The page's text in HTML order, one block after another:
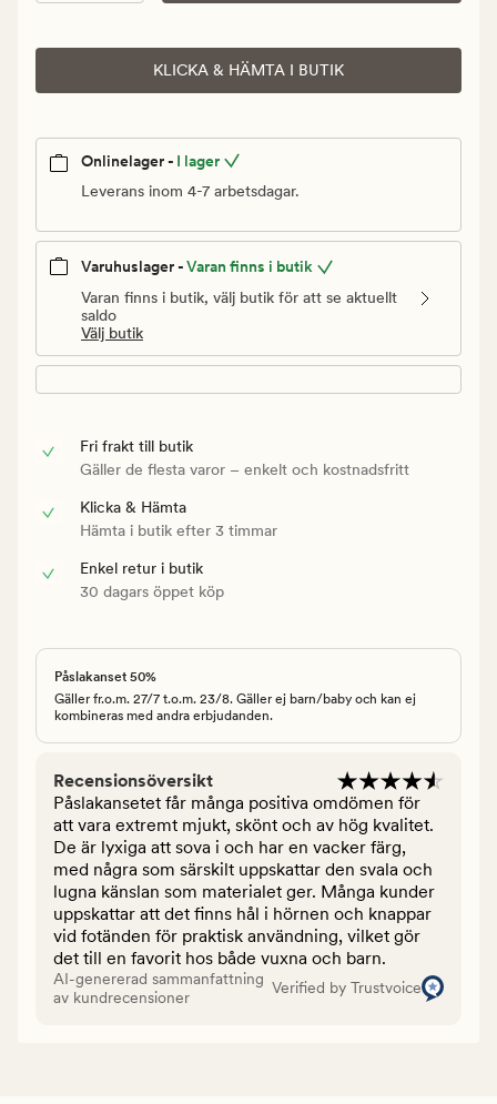
KLICKA & HÄMTA I BUTIK
Onlinelager - I lager
Leverans inom 4-7 arbetsdagar.
Varuhuslager -Varan finns i butik
Varan finns i butik, välj butik för att se aktuellt
saldo
Välj butik
Fri frakt till butik
Gäller de flesta varor – enkelt och kostnadsfritt
Klicka & Hämta
Hämta i butik efter 3 timmar
Enkel retur i butik
30 dagars öppet köp
Påslakanset 50%
Gäller fr.o.m. 27/7 t.o.m. 23/8. Gäller ej barn/baby och kan ej
kombineras med andra erbjudanden.
Recensionsöversikt
Påslakansetet får många positiva omdömen för
att vara extremt mjukt, skönt och av hög kvalitet.
De är lyxiga att sova i och har en vacker färg,
med några som särskilt uppskattar den svala och
lugna känslan som materialet ger. Många kunder
uppskattar att det finns hål i hörnen och knappar
vid fotänden för praktisk användning, vilket gör
det till en favorit hos både vuxna och barn.
AI-genererad sammanfattning
av kundrecensioner
Verified by Trustvoice